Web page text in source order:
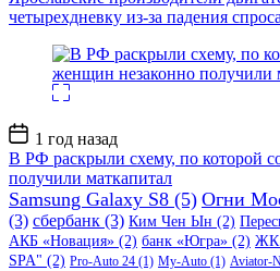
четырехдневку из-за падения спроса
Дата
записи
1 год назад
В РФ раскрыли схему, по которой
получили маткапитал
Samsung Galaxy S8 (5) Огни
(3) сбербанк (3) Ким Чен Ын (2)
АКБ «Новация» (2) банк «Югра» (2) ЖК
SPA" (2) Pro-Auto 24 (1) My-Auto (1) Aviator-